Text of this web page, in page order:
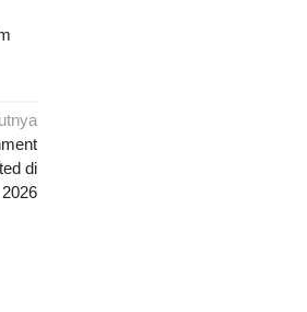
di
2026